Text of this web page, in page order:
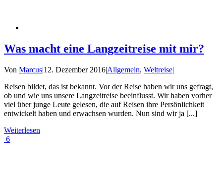
Was macht eine Langzeitreise mit mir?
Von Marcus|12. Dezember 2016|Allgemein, Weltreise|
Reisen bildet, das ist bekannt. Vor der Reise haben wir uns gefragt,
ob und wie uns unsere Langzeitreise beeinflusst. Wir haben vorher
viel über junge Leute gelesen, die auf Reisen ihre Persönlichkeit
entwickelt haben und erwachsen wurden. Nun sind wir ja [...]
Weiterlesen
6